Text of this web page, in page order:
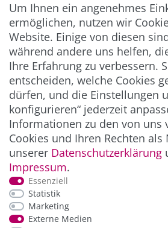
Abonnieren
** Hierbei handelt es
ZAHLUNG & VERSAND
*Alle Preise inkl. der gesetzl. MwSt. zzgl.
und Versandkosten
Um Ihnen ein angenehmes
ermöglichen, nutzen wir
Website. Einige von diesen
während andere uns helfen,
Ihre Erfahrung zu verbessern.
entscheiden, welche Cookies
dürfen, und die Einstellungen
konfigurieren“ jederzeit
Informationen zu den von uns
Cookies und Ihren Rechten
unserer Daten­schutz­erklärung
Impressum.
Essenziell
Statistik
Marketing
Externe Medien